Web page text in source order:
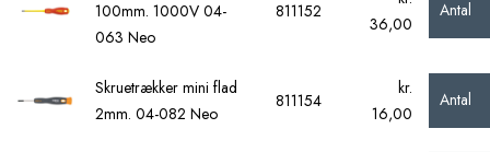
100mm. 1000V 04-
063 Neo
811152
36,00
Antal
Skruetrækker mini flad
2mm. 04-082 Neo
811154
kr.
16,00
Antal